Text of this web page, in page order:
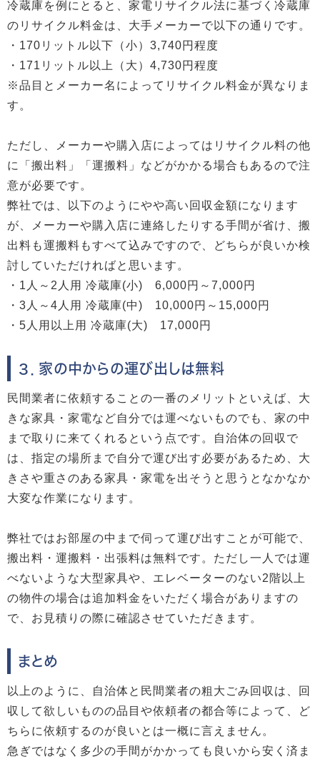
冷蔵庫を例にとると、家電リサイクル法に基づく冷蔵庫
のリサイクル料金は、大手メーカーで以下の通りです。
・170リットル以下（小）3,740円程度
・171リットル以上（大）4,730円程度
※品目とメーカー名によってリサイクル料金が異なりま
す。
ただし、メーカーや購入店によってはリサイクル料の他
に「搬出料」「運搬料」などがかかる場合もあるので注
意が必要です。
弊社では、以下のようにやや高い回収金額になります
が、メーカーや購入店に連絡したりする手間が省け、搬
出料も運搬料もすべて込みですので、どちらが良いか検
討していただければと思います。
・1人～2人用 冷蔵庫(小) 6,000円～7,000円
・3人～4人用 冷蔵庫(中) 10,000円～15,000円
・5人用以上用 冷蔵庫(大) 17,000円
３．家の中からの運び出しは無料
民間業者に依頼することの一番のメリットといえば、大
きな家具・家電など自分では運べないものでも、家の中
まで取りに来てくれるという点です。自治体の回収で
は、指定の場所まで自分で運び出す必要があるため、大
きさや重さのある家具・家電を出そうと思うとなかなか
大変な作業になります。
弊社ではお部屋の中まで伺って運び出すことが可能で、
搬出料・運搬料・出張料は無料です。ただし一人では運
べないような大型家具や、エレベーターのない2階以上
の物件の場合は追加料金をいただく場合がありますの
で、お見積りの際に確認させていただきます。
まとめ
以上のように、自治体と民間業者の粗大ごみ回収は、回
収して欲しいものの品目や依頼者の都合等によって、ど
ちらに依頼するのが良いとは一概に言えません。
急ぎではなく多少の手間がかかっても良いから安く済ま